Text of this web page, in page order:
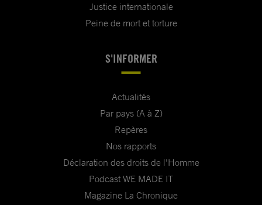
Justice internationale
Peine de mort et torture
S'INFORMER
Actualités
Par pays (A à Z)
Repères
Nos rapports
Déclaration des droits de l'Homme
Podcast WE MADE IT
Magazine La Chronique